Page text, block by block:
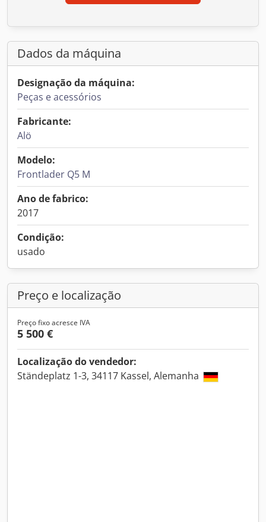
Dados da máquina
Designação da máquina:
Peças e acessórios
Fabricante:
Alö
Modelo:
Frontlader Q5 M
Ano de fabrico:
2017
Condição:
usado
Preço e localização
Preço fixo acresce IVA
5 500 €
Localização do vendedor:
Ständeplatz 1-3, 34117 Kassel, Alemanha